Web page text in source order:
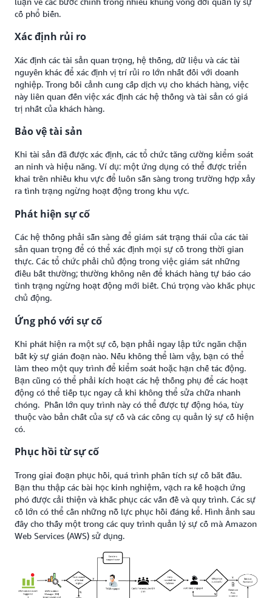
cố phổ biến.
Xác định rủi ro
Xác định các tài sản quan trọng, hệ thống, dữ liệu và các tài
nguyên khác để xác định vị trí rủi ro lớn nhất đối với doanh
nghiệp. Trong bối cảnh cung cấp dịch vụ cho khách hàng, việc
này liên quan đến việc xác định các hệ thống và tài sản có giá
trị nhất của khách hàng.
Bảo vệ tài sản
Khi tài sản đã được xác định, các tổ chức tăng cường kiểm soát
an ninh và hiệu năng. Ví dụ: một ứng dụng có thể được triển
khai trên nhiều khu vực để luôn sẵn sàng trong trường hợp xảy
ra tình trạng ngừng hoạt động trong khu vực.
Phát hiện sự cố
Các hệ thống phải sẵn sàng để giám sát trạng thái của các tài
sản quan trọng để có thể xác định mọi sự cố trong thời gian
thực. Các tổ chức phải chủ động trong việc giám sát những
điều bất thường; thường không nên để khách hàng tự báo cáo
tình trạng ngừng hoạt động mới biết. Chú trọng vào khắc phục
chủ động.
Ứng phó với sự cố
Khi phát hiện ra một sự cố, bạn phải ngay lập tức ngăn chặn
bất kỳ sự gián đoạn nào. Nếu không thể làm vậy, bạn có thể
làm theo một quy trình để kiểm soát hoặc hạn chế tác động.
Bạn cũng có thể phải kích hoạt các hệ thống phụ để các hoạt
động có thể tiếp tục ngay cả khi không thể sửa chữa nhanh
chóng. Phần lớn quy trình này có thể được tự động hóa, tùy
thuộc vào bản chất của sự cố và các công cụ quản lý sự cố hiện
có.
Phục hồi từ sự cố
Trong giai đoạn phục hồi, quá trình phân tích sự cố bắt đầu.
Bạn thu thập các bài học kinh nghiệm, vạch ra kế hoạch ứng
phó được cải thiện và khắc phục các vấn đề và quy trình. Các sự
cố lớn có thể cần những nỗ lực phục hồi đáng kể. Hình ảnh sau
đây cho thấy một trong các quy trình quản lý sự cố mà Amazon
Web Services (AWS) sử dụng.